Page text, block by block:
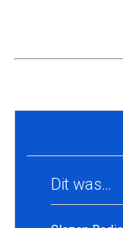
Dit was…